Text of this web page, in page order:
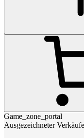
Game_zone_portal
Ausgezeichneter